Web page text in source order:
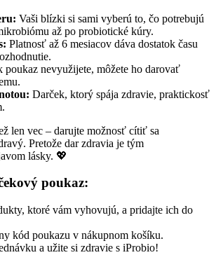
Vaši blízki si sami vyberú to, čo potrebujú
až po probiotické kúry.
Platnosť až 6 mesiacov dáva dostatok času
poukaz nevyužijete, môžete ho darovať
Darček, ktorý spája zdravie, praktickosť
len vec – darujte možnosť cítiť sa
Pretože dar zdravia je tým
lásky. 💖
poukaz:
ktoré vám vyhovujú, a pridajte ich do
kód poukazu v nákupnom košíku.
a užite si zdravie s iProbio!